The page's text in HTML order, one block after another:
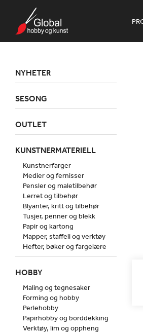
NYHETER
SESONG
OUTLET
KUNSTNERMATERIELL
Kunstnerfarger
Medier og fernisser
Pensler og maletilbehør
Lerret og tilbehør
Blyanter, kritt og tilbehør
Tusjer, penner og blekk
Papir og kartong
Mapper, staffeli og verktøy
Hefter, bøker og fargelære
HOBBY
Maling og tegnesaker
Forming og hobby
Perlehobby
Papirhobby og borddekking
Verktøy, lim og oppheng